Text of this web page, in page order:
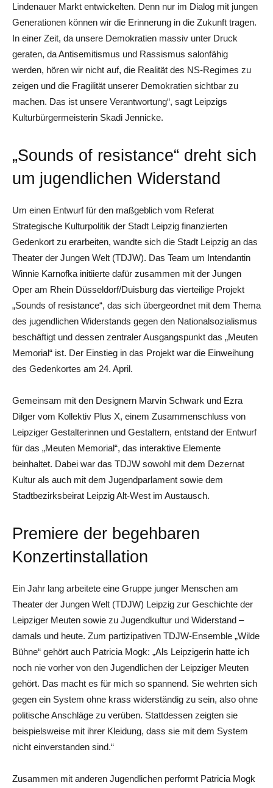
Lindenauer Markt entwickelten. Denn nur im Dialog mit jungen
Generationen können wir die Erinnerung in die Zukunft tragen.
In einer Zeit, da unsere Demokratien massiv unter Druck
geraten, da Antisemitismus und Rassismus salonfähig
werden, hören wir nicht auf, die Realität des NS-Regimes zu
zeigen und die Fragilität unserer Demokratien sichtbar zu
machen. Das ist unsere Verantwortung“, sagt Leipzigs
Kulturbürgermeisterin Skadi Jennicke.
„Sounds of resistance“ dreht sich
um jugendlichen Widerstand
Um einen Entwurf für den maßgeblich vom Referat
Strategische Kulturpolitik der Stadt Leipzig finanzierten
Gedenkort zu erarbeiten, wandte sich die Stadt Leipzig an das
Theater der Jungen Welt (TDJW). Das Team um Intendantin
Winnie Karnofka initiierte dafür zusammen mit der Jungen
Oper am Rhein Düsseldorf/Duisburg das vierteilige Projekt
„Sounds of resistance“, das sich übergeordnet mit dem Thema
des jugendlichen Widerstands gegen den Nationalsozialismus
beschäftigt und dessen zentraler Ausgangspunkt das „Meuten
Memorial“ ist. Der Einstieg in das Projekt war die Einweihung
des Gedenkortes am 24. April.
Gemeinsam mit den Designern Marvin Schwark und Ezra
Dilger vom Kollektiv Plus X, einem Zusammenschluss von
Leipziger Gestalterinnen und Gestaltern, entstand der Entwurf
für das „Meuten Memorial“, das interaktive Elemente
beinhaltet. Dabei war das TDJW sowohl mit dem Dezernat
Kultur als auch mit dem Jugendparlament sowie dem
Stadtbezirksbeirat Leipzig Alt-West im Austausch.
Premiere der begehbaren
Konzertinstallation
Ein Jahr lang arbeitete eine Gruppe junger Menschen am
Theater der Jungen Welt (TDJW) Leipzig zur Geschichte der
Leipziger Meuten sowie zu Jugendkultur und Widerstand –
damals und heute. Zum partizipativen TDJW-Ensemble „Wilde
Bühne“ gehört auch Patricia Mogk: „Als Leipzigerin hatte ich
noch nie vorher von den Jugendlichen der Leipziger Meuten
gehört. Das macht es für mich so spannend. Sie wehrten sich
gegen ein System ohne krass widerständig zu sein, also ohne
politische Anschläge zu verüben. Stattdessen zeigten sie
beispielsweise mit ihrer Kleidung, dass sie mit dem System
nicht einverstanden sind.“
Zusammen mit anderen Jugendlichen performt Patricia Mogk